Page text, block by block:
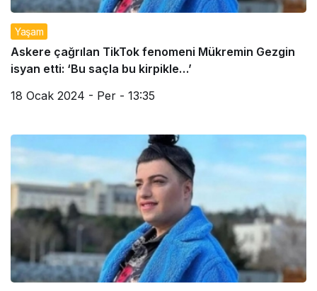
Yaşam
Askere çağrılan TikTok fenomeni Mükremin Gezgin
isyan etti: ‘Bu saçla bu kirpikle…’
18 Ocak 2024 - Per - 13:35